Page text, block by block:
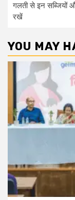
गलती से इन सब्जियों
रखें
YOU MAY